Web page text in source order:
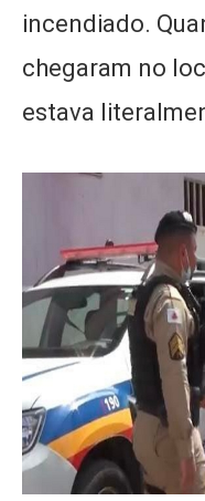
incendiado.
chegaram no
estava